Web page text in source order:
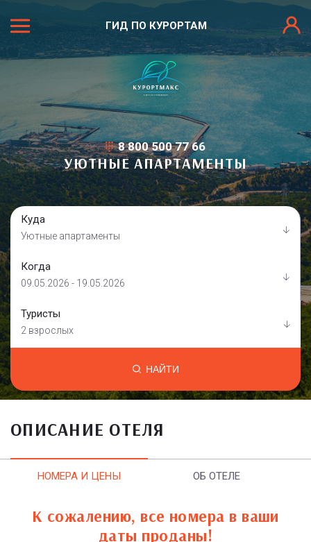
ГИД ПО КУРОРТАМ
8 800 500 77 66
УЮТНЫЕ АПАРТАМЕНТЫ
Куда
Уютные апартаменты
Когда
09.05.2026 - 19.05.2026
Туристы
2 взрослых
НАЙТИ
ОПИСАНИЕ ОТЕЛЯ
НОМЕРА И ЦЕНЫ ОБ ОТЕЛЕ
К сожалению, все номера в ваши
даты проданы!